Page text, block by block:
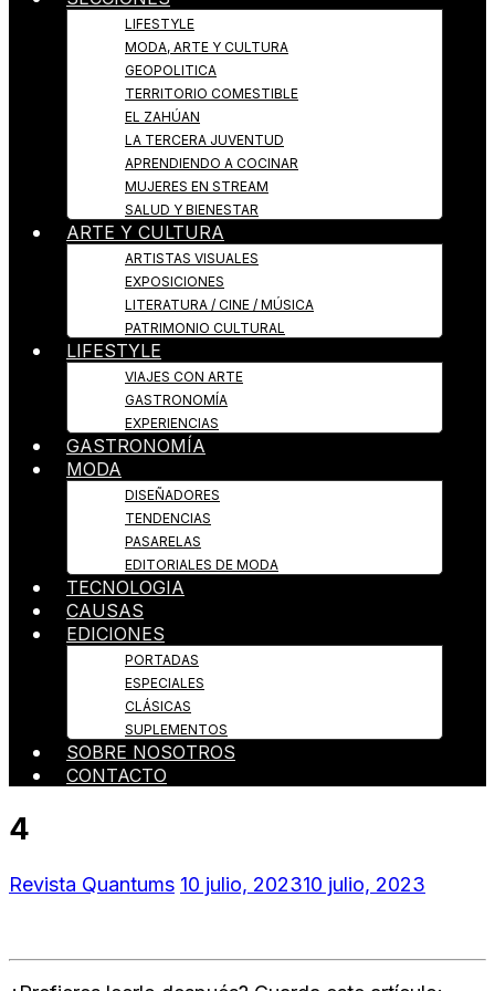
LIFESTYLE
MODA, ARTE Y CULTURA
GEOPOLITICA
TERRITORIO COMESTIBLE
EL ZAHÚAN
LA TERCERA JUVENTUD
APRENDIENDO A COCINAR
MUJERES EN STREAM
SALUD Y BIENESTAR
ARTE Y CULTURA
ARTISTAS VISUALES
EXPOSICIONES
LITERATURA / CINE / MÚSICA
PATRIMONIO CULTURAL
LIFESTYLE
VIAJES CON ARTE
GASTRONOMÍA
EXPERIENCIAS
GASTRONOMÍA
MODA
DISEÑADORES
TENDENCIAS
PASARELAS
EDITORIALES DE MODA
TECNOLOGIA
CAUSAS
EDICIONES
PORTADAS
ESPECIALES
CLÁSICAS
SUPLEMENTOS
SOBRE NOSOTROS
CONTACTO
4
Revista Quantums 10 julio, 202310 julio, 2023